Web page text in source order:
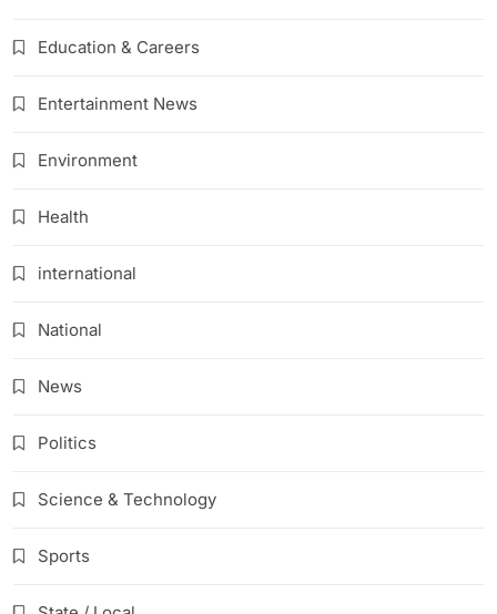
Education & Careers
Entertainment News
Environment
Health
international
National
News
Politics
Science & Technology
Sports